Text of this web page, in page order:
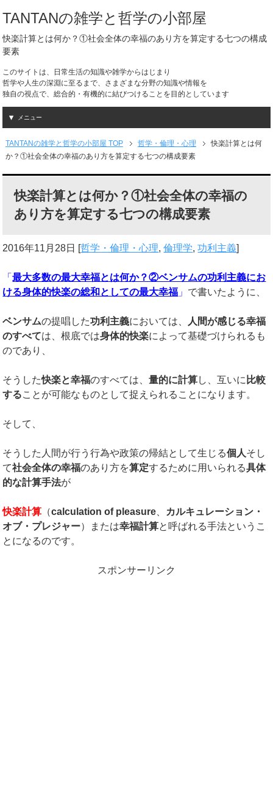
TANTANの雑学と哲学の小部屋
快楽計算とは何か？①社会全体の幸福のあり方を算定する七つの構成
要素
このサイトは、日常生活の知識や雑学からはじまり
哲学や人生の深淵に至るまで、さまざまな分野の知識や情報を
独自の視点で、総合的・有機的に結びつけることを目的としています
メニュー
TANTANの雑学と哲学の小部屋 TOP 哲学・倫理・心理
快楽計算とは何
か？①社会全体の幸福のあり方を算定する七つの構成要素
快楽計算とは何か？①社会全体の幸福の
あり方を算定する七つの構成要素
2016年11月28日 [哲学・倫理・心理,倫理学,功利主義]
「最大多数の最大幸福とは何か？②ベンサムの功利主義にお
ける身体的快楽の総和としての最大幸福 」 で書いたように、
ベンサムの提唱した功利主義においては、
人間が感じる幸福
のすべては、根底では身体的快楽によって基礎づけられるも
のであり、
そうした快楽と幸福のすべては、量的に計算し、互いに 比較
することが可能なものとして捉えられることになります。
そして、
そうした人間が行う行為や政策の帰結として生じる個人そし
て社会全体の幸福のあり方を算定するために用いられる具体
的な計算手法が
快楽計算 （calculation of pleasure
カルキュレーション・
オブ・プレジャー）または幸福計算と呼ばれる手法というこ
とになるのです。
スポンサーリンク